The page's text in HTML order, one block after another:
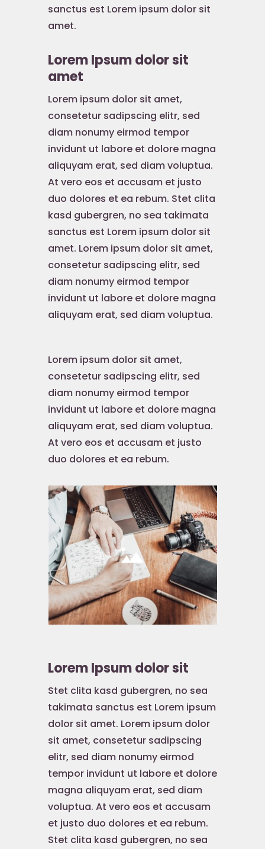
sanctus est Lorem ipsum dolor sit
amet.
Lorem Ipsum dolor sit
amet
Lorem ipsum dolor sit amet,
consetetur sadipscing elitr, sed
diam nonumy eirmod tempor
invidunt ut labore et dolore magna
aliquyam erat, sed diam voluptua.
At vero eos et accusam et justo
duo dolores et ea rebum. Stet clita
kasd gubergren, no sea takimata
sanctus est Lorem ipsum dolor sit
amet. Lorem ipsum dolor sit amet,
consetetur sadipscing elitr, sed
diam nonumy eirmod tempor
invidunt ut labore et dolore magna
aliquyam erat, sed diam voluptua.
Lorem ipsum dolor sit amet,
consetetur sadipscing elitr, sed
diam nonumy eirmod tempor
invidunt ut labore et dolore magna
aliquyam erat, sed diam voluptua.
At vero eos et accusam et justo
duo dolores et ea rebum.
Lorem Ipsum dolor sit
Stet clita kasd gubergren, no sea
takimata sanctus est Lorem ipsum
dolor sit amet. Lorem ipsum dolor
sit amet, consetetur sadipscing
elitr, sed diam nonumy eirmod
tempor invidunt ut labore et dolore
magna aliquyam erat, sed diam
voluptua. At vero eos et accusam
et justo duo dolores et ea rebum.
Stet clita kasd gubergren, no sea